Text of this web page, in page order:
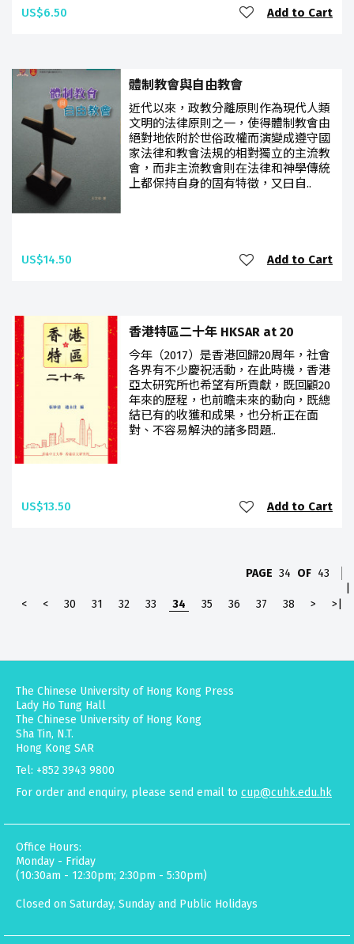
US$6.50 Add to Cart
體制教會與自由教會
近代以來，政教分離原則作為現代人類
文明的法律原則之一，使得體制教會由
絕對地依附於世俗政權而演變成遵守國
家法律和教會法規的相對獨立的主流教
會，而非主流教會則在法律和神學傳統
上都保持自身的固有特徵，又曰自..
US$14.50 Add to Cart
香港特區二十年 HKSAR at 20
今年（2017）是香港回歸20周年，社會
各界有不少慶祝活動，在此時機，香港
亞太研究所也希望有所貢獻，既回顧20
年來的歷程，也前瞻未來的動向，既總
結已有的收獲和成果，也分析正在面
對、不容易解決的諸多問題..
US$13.50 Add to Cart
PAGE 34 OF 43
<
< 30 31 32 33 34 35 36 37 38 > >|
The Chinese University of Hong Kong Press
Lady Ho Tung Hall
The Chinese University of Hong Kong
Sha Tin, N.T.
Hong Kong SAR
Tel: +852 3943 9800
For order and enquiry, please send email to cup@cuhk.edu.hk
Office Hours:
Monday - Friday
(10:30am - 12:30pm; 2:30pm - 5:30pm)
Closed on Saturday, Sunday and Public Holidays